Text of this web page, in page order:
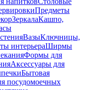
Предметы
ЗеркалаКашпо,
ВазыКлючницы,
интерьераШирмы
Формы для
Аксессуары для
Бытовая
посудомоечных